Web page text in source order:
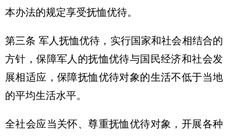
本办法的规定享受抚恤优待。
第三条 军人抚恤优待，实行国家和社会相结合的
方针，保障军人的抚恤优待与国民经济和社会发
展相适应，保障抚恤优待对象的生活不低于当地
的平均生活水平。
全社会应当关怀、尊重抚恤优待对象，开展各种